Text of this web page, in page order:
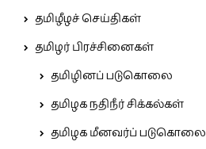
தமிழீழச் செய்திகள்
தமிழர் பிரச்சினைகள்
தமிழினப் படுகொலை
தமிழக நதிநீர் சிக்கல்கள்
தமிழக மீனவர்ப் படுகொலை